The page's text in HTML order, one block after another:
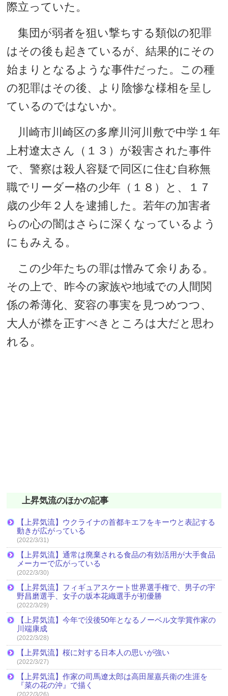
際立っていた。
集団が弱者を狙い撃ちする類似の犯罪
はその後も起きているが、結果的にその
始まりとなるような事件だった。この種
の犯罪はその後、より陰惨な様相を呈し
ているのではないか。
川崎市川崎区の多摩川河川敷で中学１年
上村遼太さん（１３）が殺害された事件
で、警察は殺人容疑で同区に住む自称無
職でリーダー格の少年（１８）と、１７
歳の少年２人を逮捕した。若年の加害者
らの心の闇はさらに深くなっているよう
にもみえる。
この少年たちの罪は憎みて余りある。
その上で、昨今の家族や地域での人間関
係の希薄化、変容の事実を見つめつつ、
大人が襟を正すべきところは大だと思わ
れる。
上昇気流のほかの記事
【上昇気流】ウクライナの首都キエフをキーウと表記する
動きが広がっている
(2022/3/31)
【上昇気流】通常は廃棄される食品の有効活用が大手食品
メーカーで広がっている
(2022/3/30)
【上昇気流】フィギュアスケート世界選手権で、男子の宇
野昌磨選手、女子の坂本花織選手が初優勝
(2022/3/29)
【上昇気流】今年で没後50年となるノーベル文学賞作家の
川端康成
(2022/3/28)
【上昇気流】桜に対する日本人の思いが強い
(2022/3/27)
【上昇気流】作家の司馬遼太郎は高田屋嘉兵衛の生涯を
『菜の花の沖』で描く
(2022/3/26)